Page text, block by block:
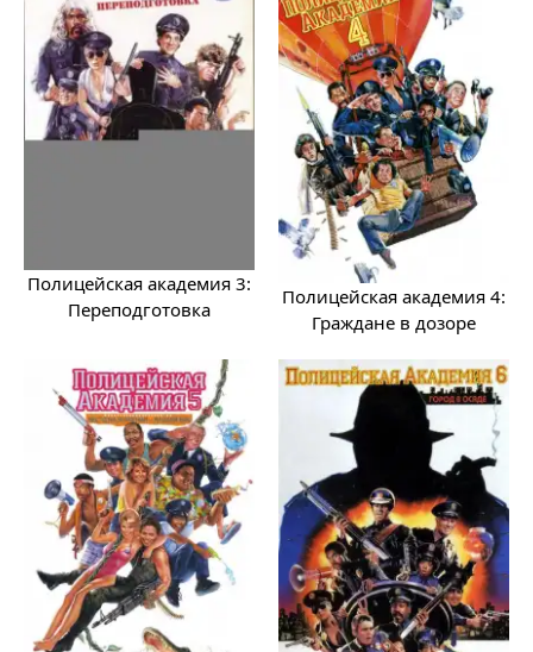
Полицейская академия 3:
Переподготовка
Полицейская академия 4:
Граждане в дозоре